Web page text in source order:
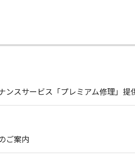
ンスサービス「プレミアム修理」提
ご案内